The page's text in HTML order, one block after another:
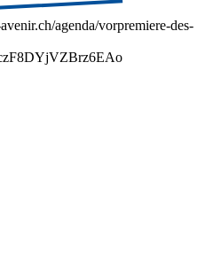
agenda/vorpremiere-des-